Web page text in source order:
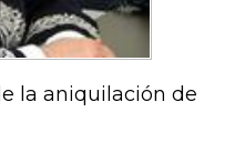
la aniquilación de